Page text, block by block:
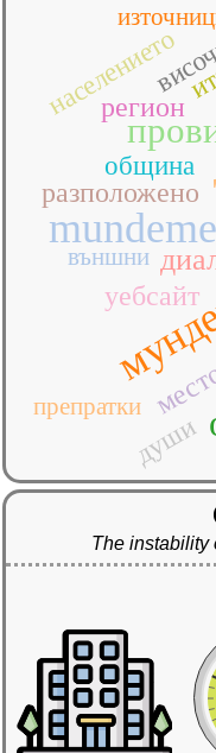
разположено
регион
уебсайт
души
населението
община
външни
препратки
The instability